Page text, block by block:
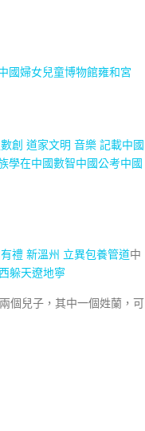
國婦女兒童博物館雍和宮
創 道家文明 音樂 記載中國
學在中國數智中國公考中國
禮 新溫州 立異包養管道中
躲天遼地寧
個兒子，其中一個姓蘭，可